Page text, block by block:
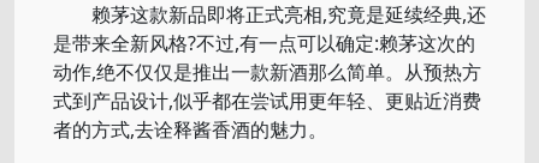
赖茅这款新品即将正式亮相,究竟是延续经典,还
是带来全新风格?不过,有一点可以确定:赖茅这次的
动作,绝不仅仅是推出一款新酒那么简单。从预热方
式到产品设计,似乎都在尝试用更年轻、更贴近消费
者的方式,去诠释酱香酒的魅力。